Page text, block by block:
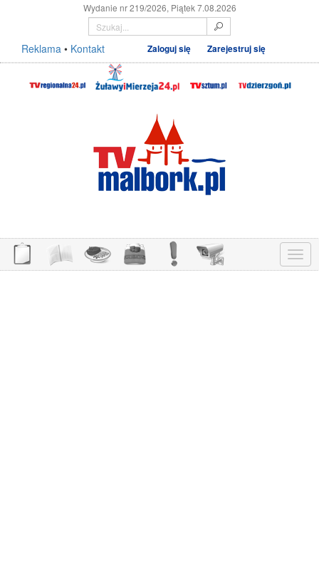
Wydanie nr 219/2026, Piątek 7.08.2026
Reklama • Kontakt Zaloguj się Zarejestruj się
Menu